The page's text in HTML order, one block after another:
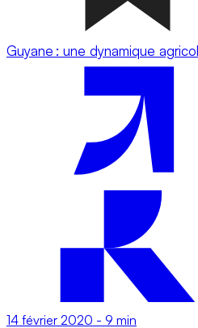
Guyane : une dynamique
14 février 2020 - 9 min